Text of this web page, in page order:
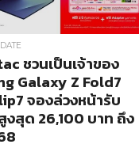
ชวนเป็นเจ้าของ
Galaxy Z Fold7
จองล่วงหน้ารับ
สุด 26,100 บาท ถึง